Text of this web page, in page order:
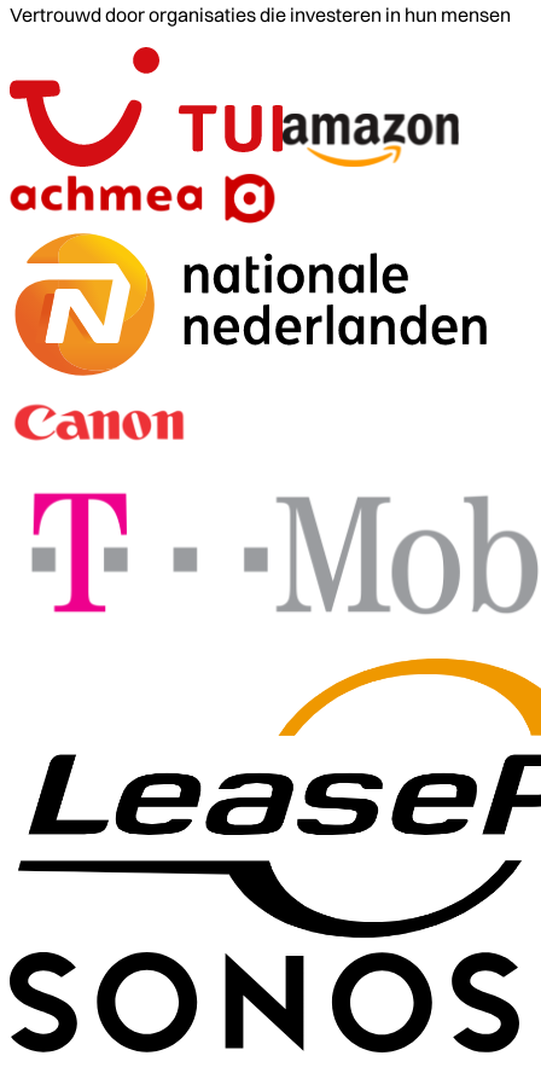
Vertrouwd door organisaties die investeren in hun mensen